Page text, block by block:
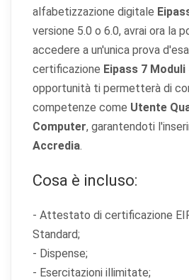
alfabetizzazione digitale
versione 5.0 o 6.0, avrai ora la
accedere a un'unica prova
certificazione Eipass 7
opportunità ti permetterà di
competenze come Utente
Computer, garantendoti
Accredia.
Cosa è incluso:
- Attestato di certificazione
Standard;
- Dispense;
- Esercitazioni illimitate;